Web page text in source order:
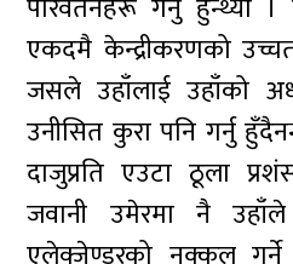
परिवर्तनहरू गर्नु हुन्थ्यो
एकदमै केन्द्रीकरणको
जसले उहाँलाई उहाँको
उनीसित कुरा पनि गर्नु
दाजुप्रति एउटा ठूला
जवानी उमेरमा नै